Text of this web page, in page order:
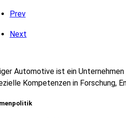
Prev
Next
Automotive ist ein
Kompetenzen in Forschung,